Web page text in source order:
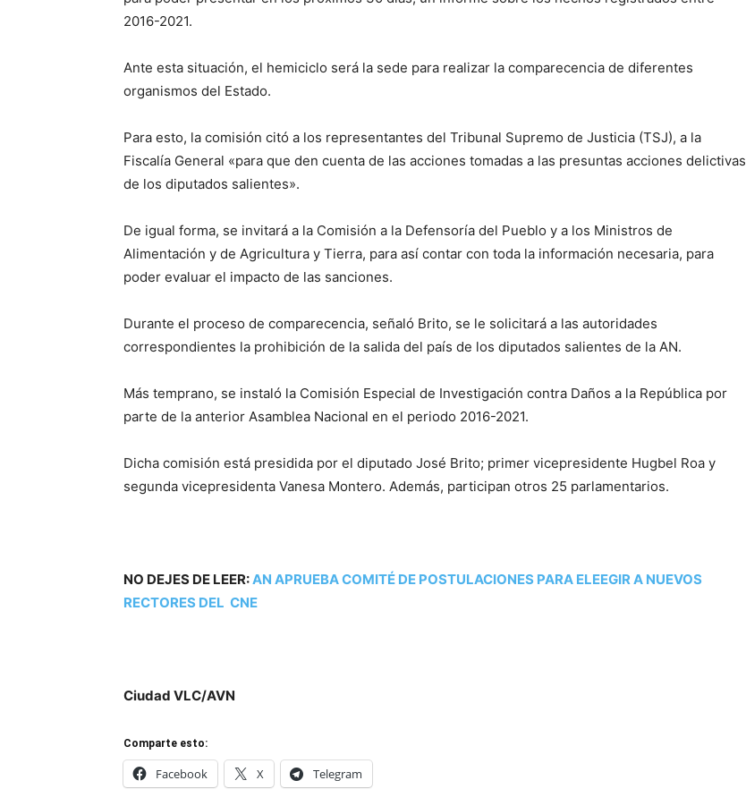
2016-2021.
Ante esta situación, el hemiciclo será la sede para realizar la comparecencia de diferentes
organismos del Estado.
Para esto, la comisión citó a los representantes del Tribunal Supremo de Justicia (TSJ), a la
Fiscalía General «para que den cuenta de las acciones tomadas a las presuntas acciones delictivas
de los diputados salientes».
De igual forma, se invitará a la Comisión a la Defensoría del Pueblo y a los Ministros de
Alimentación y de Agricultura y Tierra, para así contar con toda la información necesaria, para
poder evaluar el impacto de las sanciones.
Durante el proceso de comparecencia, señaló Brito, se le solicitará a las autoridades
correspondientes la prohibición de la salida del país de los diputados salientes de la AN.
Más temprano, se instaló la Comisión Especial de Investigación contra Daños a la República por
parte de la anterior Asamblea Nacional en el periodo 2016-2021.
Dicha comisión está presidida por el diputado José Brito; primer vicepresidente Hugbel Roa y
segunda vicepresidenta Vanesa Montero. Además, participan otros 25 parlamentarios.
NO DEJES DE LEER:AN APRUEBA COMITÉ DE POSTULACIONES PARA ELEEGIR A NUEVOS
RECTORES DEL CNE
Ciudad VLC/AVN
Comparte esto:
Facebook X Telegram